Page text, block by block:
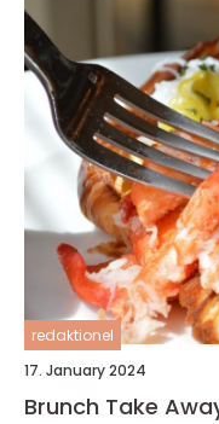
redaktionel
17. January 2024
Brunch Take